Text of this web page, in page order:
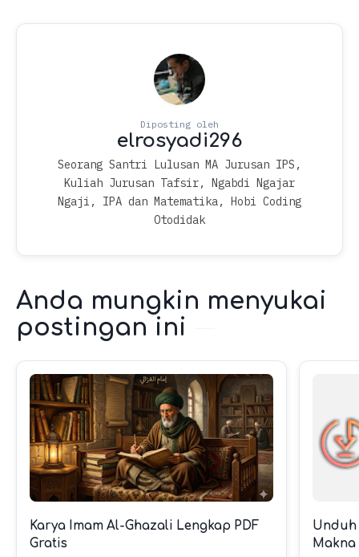
Seorang Santri Lulusan MA Jurusan IPS,
Kuliah Jurusan Tafsir, Ngabdi Ngajar
Ngaji, IPA dan Matematika, Hobi Coding
Otodidak
Anda mungkin menyukai
postingan ini
Karya Imam Al-Ghazali Lengkap PDF
Gratis
Unduh
Makna